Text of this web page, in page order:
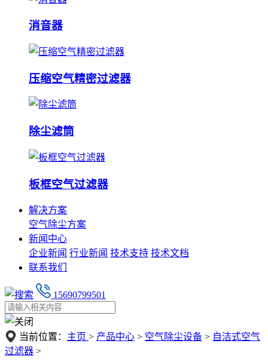
消音器
压缩空气精密过滤器
除尘滤筒
板框空气过滤器
解决方案
空气除尘方案
新闻中心
企业新闻 行业新闻 技术支持 技术文档
联系我们
15690799501
当前位置： 主页 > 产品中心 > 空气除尘设备 > 自洁式空气
过滤器 >